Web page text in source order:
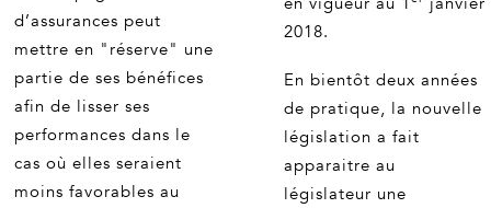
d’assurances peut
mettre en "réserve" une
partie de ses bénéfices
afin de lisser ses
performances dans le
cas où elles seraient
moins favorables au
2018.
En bientôt deux années
de pratique, la nouvelle
législation a fait
apparaitre au
législateur une